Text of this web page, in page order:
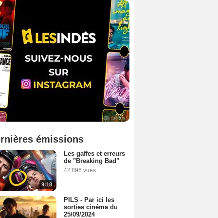
émissions
9:18
Les gaffes et erreurs
de "Breaking Bad"
42 896 vues
PILS - Par ici les
sorties cinéma du
25/09/2024